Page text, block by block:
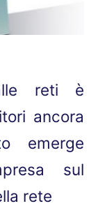
reti è
ancora
emerge
sul
rete